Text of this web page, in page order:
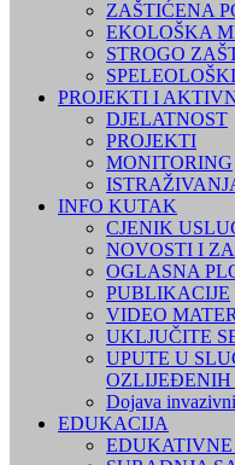
ZAŠTIĆENA
EKOLOŠKA
STROGO
PROJEKTI I
DJELATNOST
PROJEKTI
MONITORING
INFO KUTAK
CJENIK
NOVOSTI I
OGLASNA
PUBLIKACIJE
VIDEO
UKLJUČITE
UPUTE U
Dojava
EDUKACIJA